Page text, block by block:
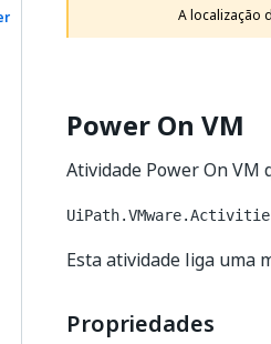
A localização
Power On VM
Atividade Power On
Esta atividade liga uma
Propriedades